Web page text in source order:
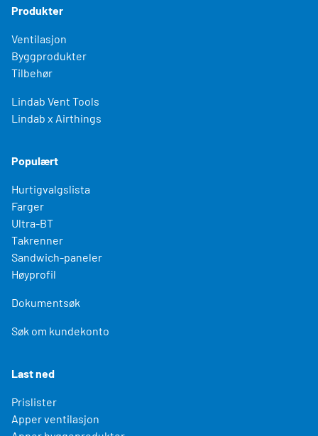
Produkter
Ventilasjon
Byggprodukter
Tilbehør
Lindab Vent Tools
Lindab x Airthings
Populært
Hurtigvalgslista
Farger
Ultra-BT
Takrenner
Sandwich-paneler
Høyprofil
Dokumentsøk
Søk om kundekonto
Last ned
Prislister
Apper ventilasjon